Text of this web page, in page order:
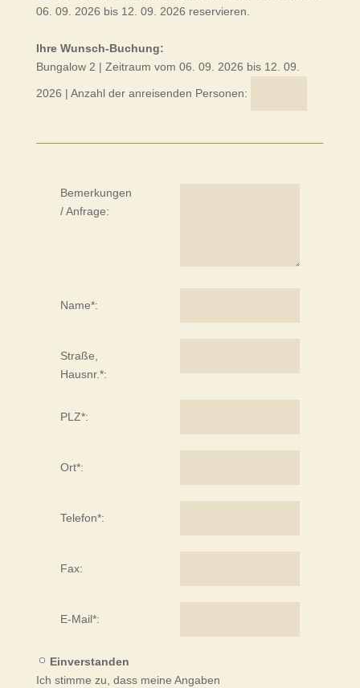
06. 09. 2026 bis 12. 09. 2026 reservieren.
Ihre Wunsch-Buchung:
Bungalow 2 | Zeitraum vom 06. 09. 2026 bis 12. 09.
2026 | Anzahl der anreisenden Personen:
Bemerkungen
/ Anfrage:
Name*:
Straße,
Hausnr.*:
PLZ*:
Ort*:
Telefon*:
Fax:
E-Mail*:
Einverstanden
Ich stimme zu, dass meine Angaben